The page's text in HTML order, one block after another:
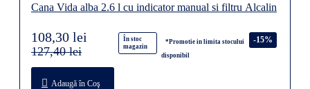
Cana Vida alba 2.6 l cu indicator manual si filtru Alcalin
În stoc
magazin
*Promotie in limita stocului
disponibil
-15%
108,30 lei
127,40 lei
Adaugă în Coş